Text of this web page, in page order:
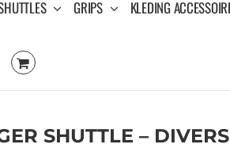
GRIPS KLEDING
SHUTTLE –